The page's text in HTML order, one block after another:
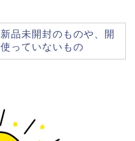
品未開封のものや、開
っていないもの